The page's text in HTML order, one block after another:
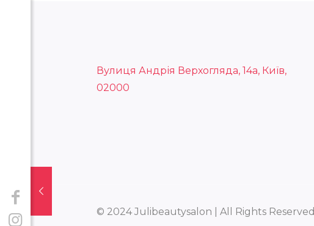
Вулиця Андрія Верхогляда, 14а, Київ,
02000
© 2024 Julibeautysalon | All Rights Reserved